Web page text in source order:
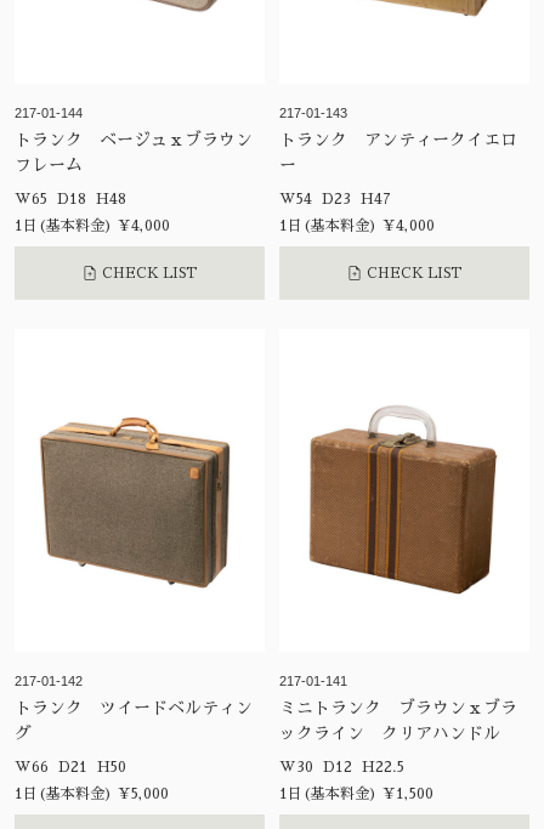
217-01-144
トランク ベージュｘブラウン
フレーム
W65 D18 H48
1日(基本料金) ¥4,000
CHECK LIST
217-01-143
トランク アンティークイエロ
ー
W54 D23 H47
1日(基本料金) ¥4,000
CHECK LIST
217-01-142
トランク ツイードベルティン
グ
W66 D21 H50
1日(基本料金) ¥5,000
217-01-141
ミニトランク ブラウンｘブラ
ックライン クリアハンドル
W30 D12 H22.5
1日(基本料金) ¥1,500